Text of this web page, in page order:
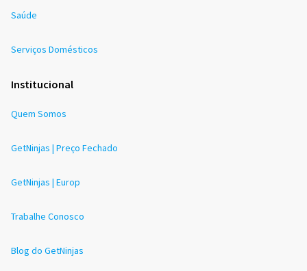
Saúde
Serviços Domésticos
Institucional
Quem Somos
GetNinjas | Preço Fechado
GetNinjas | Europ
Trabalhe Conosco
Blog do GetNinjas